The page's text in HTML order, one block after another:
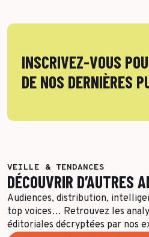
INSCRIVEZ-VOUS
DE NOS DERNIÈRES
VEILLE & TENDANCES
DÉCOUVRIR D’AUTRES
Audiences, distribution,
top voices… Retrouvez les
éditoriales décryptées par nos